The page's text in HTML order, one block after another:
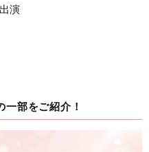
演
部をご紹介！